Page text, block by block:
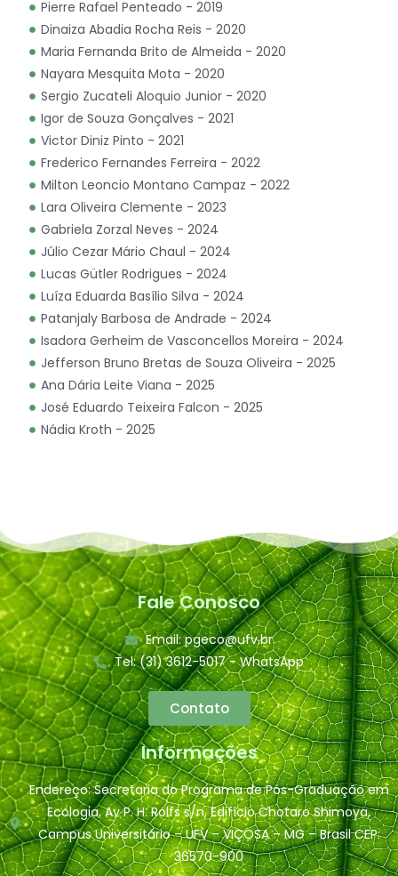
Pierre Rafael Penteado - 2019
Dinaiza Abadia Rocha Reis - 2020
Maria Fernanda Brito de Almeida - 2020
Nayara Mesquita Mota - 2020
Sergio Zucateli Aloquio Junior - 2020
Igor de Souza Gonçalves - 2021
Victor Diniz Pinto - 2021
Frederico Fernandes Ferreira - 2022
Milton Leoncio Montano Campaz - 2022
Lara Oliveira Clemente - 2023
Gabriela Zorzal Neves - 2024
Júlio Cezar Mário Chaul - 2024
Lucas Gütler Rodrigues - 2024
Luíza Eduarda Basílio Silva - 2024
Patanjaly Barbosa de Andrade - 2024
Isadora Gerheim de Vasconcellos Moreira - 2024
Jefferson Bruno Bretas de Souza Oliveira - 2025
Ana Dária Leite Viana - 2025
José Eduardo Teixeira Falcon - 2025
Nádia Kroth - 2025
Fale Conosco
Email: pgeco@ufv.br
Tel: (31) 3612-5017 - WhatsApp
Contato
Informações
Endereço: Secretaria do Programa de Pós-Graduação em
Ecologia, Av P. H. Rolfs s/n, Edifício Chotaro Shimoya,
Campus Universitário – UFV – VIÇOSA – MG – Brasil CEP:
36570-900